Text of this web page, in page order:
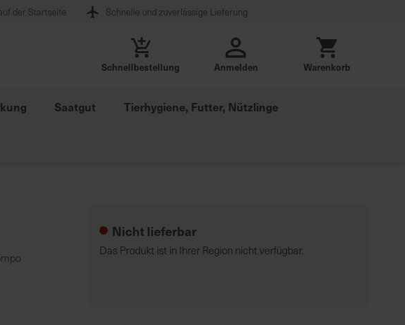
der Startseite Schnelle und zuverlässige Lieferung
Schnellbestellung Anmelden Warenkorb
Saatgut Tierhygiene, Futter, Nützlinge
Nicht lieferbar
Das Produkt ist in Ihrer Region nicht verfügbar.